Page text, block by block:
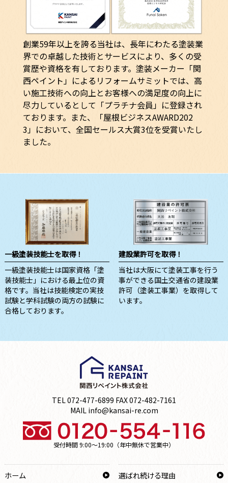
創業59年以上を誇る当社は、長年にわたる塗装業
界での卓越した技術とサービスにより、多くの受
賞歴や資格を有しております。塗装メーカー「関
西ペイント」によるリフォームサミットでは、高
い施工技術への向上とお客様への満足度の向上に
尽力しているとして「プラチナ会員」に登録され
ております。また、「屋根ビジネスAWARD202
3」において、全国セールス大賞3位を受賞いたし
ました。
一級塗装技能士を取得！
一級塗装技能士は国家資格「塗
装技能士」における最上位の資
格です。当社は技能検定の実技
試験と学科試験の両方の試験に
合格しております。
建設業許可を取得！
当社は大阪にて塗装工事を行う
事ができる国土交通省の建設業
許可（塗装工事業）を取得して
います。
TEL 072-477-6899 FAX 072-482-7161
MAIL info@kansai-re.com
受付時間 9:00～19:00（年中無休で営業中）
ホーム
選ばれ続ける理由